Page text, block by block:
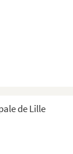
de Lille